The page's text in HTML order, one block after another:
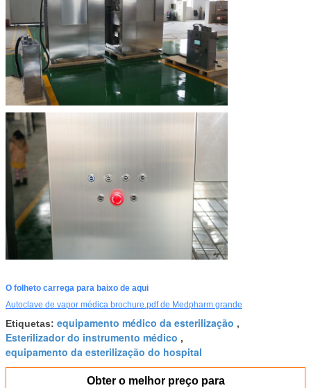
O folheto carrega para baixo de aqui
Autoclave de vapor médica brochure.pdf de Medpharm grande
Etiquetas: equipamento médico da esterilização ,
Esterilizador do instrumento médico ,
equipamento da esterilização do hospital
Obter o melhor preço para